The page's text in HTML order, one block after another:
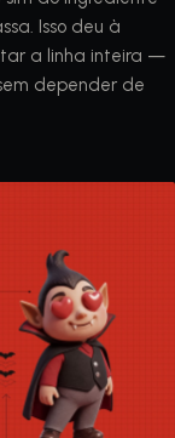
Isso deu à
a linha inteira —
depender de